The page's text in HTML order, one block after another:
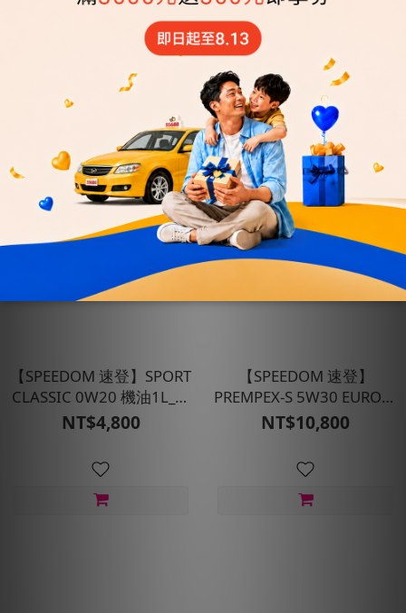
您可能喜歡...
【SPEEDOM 速登】SPORT
CLASSIC 0W20 機油1L_整
箱12入(免運宅配到府)
NT$4,800
【SPEEDOM 速登】
PREMPEX-S 5W30 EURO機
油1L_整箱12入(免運宅配
到府)
NT$10,800